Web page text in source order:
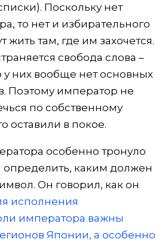
Поскольку нет
то нет и избирательного
жить там, где им захочется.
свобода слова –
у них вообще нет основных
Поэтому император не
по собственному
оставили в покое.
особенно тронуло
определить, каким должен
Он говорил, как он
исполнения
императора важны
Японии, а особенно